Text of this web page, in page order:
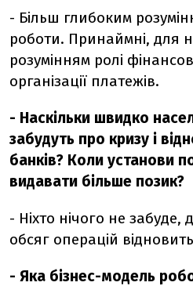
- Більш глибоким
роботи. Принаймні, для
розумінням ролі
організації платежів.
- Наскільки швидко
забудуть про кризу і
банків? Коли установи
видавати більше позик?
- Ніхто нічого не забуде,
обсяг операцій
- Яка бізнес-модель